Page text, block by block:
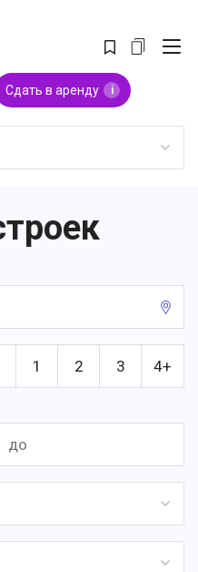
Сдать в аренду i
1 2 3 4+